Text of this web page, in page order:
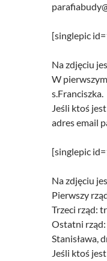
[singlepic
Na zdjęciu
W
s.Franciszka.
Jeśli ktoś
adres email
[singlepic
Na zdjęciu
Pierwszy
Trzeci rząd:
Ostatni
Stanisława,
Jeśli ktoś